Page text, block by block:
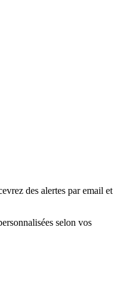
des alertes par email et
selon vos